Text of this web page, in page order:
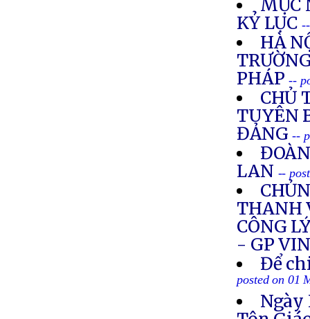
MỰC
KỶ LỤC
HÀ
PHÁP --
CHỦ
TUYÊN
ĐẢNG --
LAN --
THANH
CÔNG
- GP
Để
posted on 01
Ngày